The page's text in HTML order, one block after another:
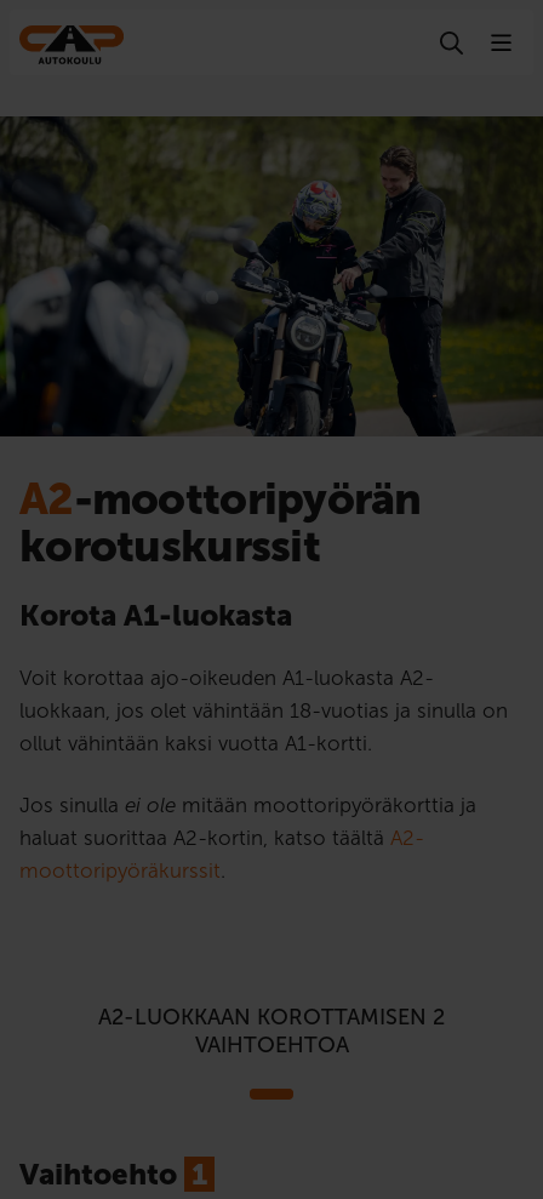
A2-moottoripyörän
korotuskurssit
Korota A1-luokasta
Voit korottaa ajo-oikeuden A1-luokasta A2-
luokkaan, jos olet vähintään 18-vuotias ja sinulla on
ollut vähintään kaksi vuotta A1-kortti.
Jos sinulla ei ole mitään moottoripyöräkorttia ja
haluat suorittaa A2-kortin, katso täältä A2-
moottoripyöräkurssit
A2-LUOKKAAN KOROTTAMISEN 2
VAIHTOEHTOA
Vaihtoehto 1